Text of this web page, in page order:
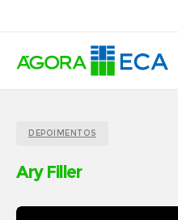
DEPOIMENTOS
Ary Filler